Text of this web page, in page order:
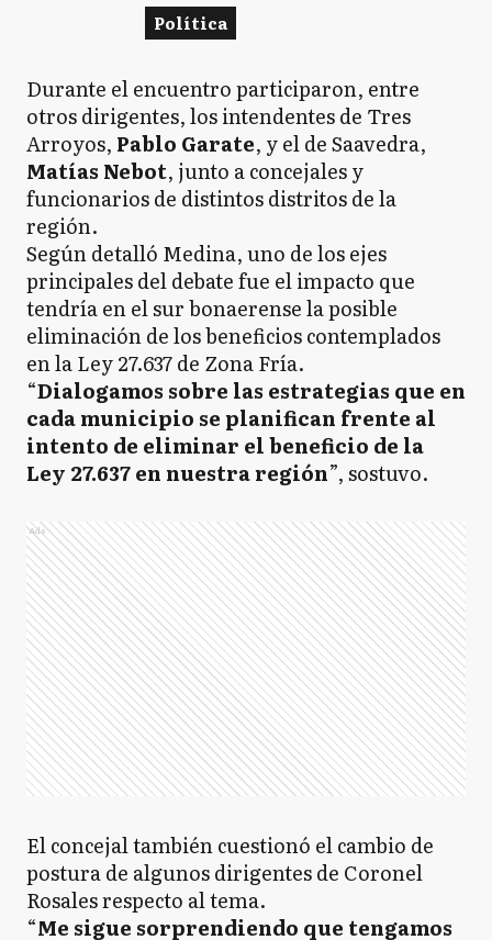
Política
Durante el encuentro participaron, entre
otros dirigentes, los intendentes de Tres
Arroyos, Pablo Garate, y el de Saavedra,
Matías Nebot, junto a concejales y
funcionarios de distintos distritos de la
región.
Según detalló Medina, uno de los ejes
principales del debate fue el impacto que
tendría en el sur bonaerense la posible
eliminación de los beneficios contemplados
en la Ley 27.637 de Zona Fría.
“Dialogamos sobre las estrategias que en
cada municipio se planifican frente al
intento de eliminar el beneficio de la
Ley 27.637 en nuestra región”, sostuvo.
Ads
El concejal también cuestionó el cambio de
postura de algunos dirigentes de Coronel
Rosales respecto al tema.
“Me sigue sorprendiendo que tengamos